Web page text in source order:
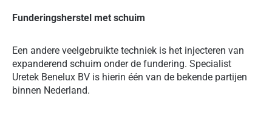
Funderingsherstel met schuim
Een andere veelgebruikte techniek is het injecteren van
expanderend schuim onder de fundering. Specialist
Uretek Benelux BV is hierin één van de bekende partijen
binnen Nederland.